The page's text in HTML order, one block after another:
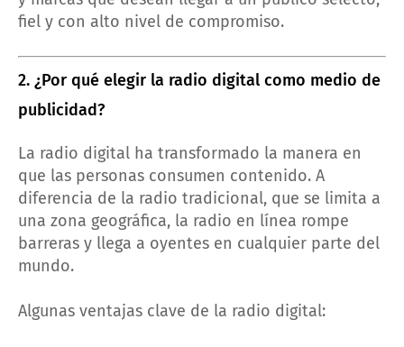
fiel y con alto nivel de compromiso.
2. ¿Por qué elegir la radio digital como medio de
publicidad?
La radio digital ha transformado la manera en
que las personas consumen contenido. A
diferencia de la radio tradicional, que se limita a
una zona geográfica, la radio en línea rompe
barreras y llega a oyentes en cualquier parte del
mundo.
Algunas ventajas clave de la radio digital: